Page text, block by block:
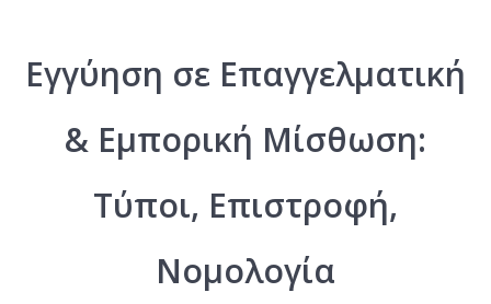
Εγγύηση σε Επαγγελματική
& Εμπορική Μίσθωση:
Τύποι, Επιστροφή,
Νομολογία